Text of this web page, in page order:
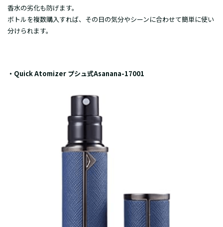
香水の劣化も防げます。
ボトルを複数購入すれば、その日の気分やシーンに合わせて簡単に使い
分けられます。
・Quick Atomizer プシュ式Asanana-17001